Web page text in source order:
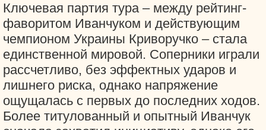
Ключевая партия тура – между рейтинг-
фаворитом Иванчуком и действующим
чемпионом Украины Криворучко – стала
единственной мировой. Соперники играли
рассчетливо, без эффектных ударов и
лишнего риска, однако напряжение
ощущалась с первых до последних ходов.
Более титулованный и опытный Иванчук